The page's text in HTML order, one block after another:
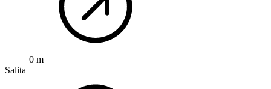
0 m
Salita